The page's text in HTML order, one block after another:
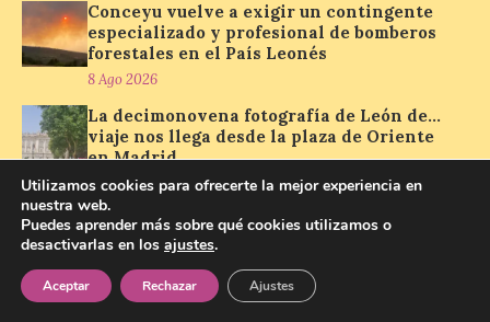
Concierto del Iberia
Marimba Ensemble en la
Plaza del Ayuntamiento de
Ponferrada
Iberia Marimba es un es
un encuentro
internacional que se
celebra en el mes de
Conceyu vuelve a exigir un contingente
especializado y profesional de bomberos
forestales en el País Leonés
8 Ago 2026
La decimonovena fotografía de León de…
viaje nos llega desde la plaza de Oriente
en Madrid
8 Ago 2026
Pasen y vean: Gordoncillo celebra el
XXIV festival de payasos
8 Ago 2026
Ver todas »
Utilizamos cookies para ofrecerte la mejor experiencia en
nuestra web.
Puedes aprender más sobre qué cookies utilizamos o
desactivarlas en los ajustes.
Aceptar Rechazar Ajustes